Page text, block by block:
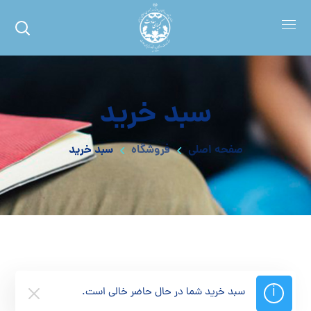
سبد خرید
صفحه اصلی فروشگاه سبد خرید
سبد خرید شما در حال حاضر خالی است.